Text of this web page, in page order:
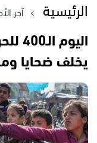
الرئيسية آخر
يخلف ضحايا